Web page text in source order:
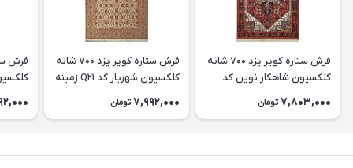
فرش ستاره کویر یزد 700 شانه
کلکسیون شاهکار نوین کد
7,803,000 تومان
فرش ستاره کویر یزد 700 شانه
کلکسیون شهریار کد Q21 زمینه
7,992,000 تومان